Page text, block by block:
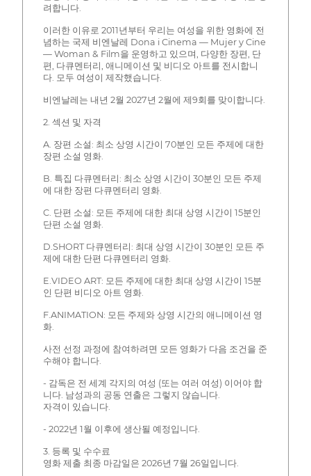
려합니다.
이러한 이유로 2011년부터 우리는 여성을 위한 영화에 전
념하는 국제 비엔날레 Dona i Cinema — Mujer y Cine
— Woman & Film을 운영하고 있으며, 다양한 장편, 단
편, 다큐멘터리, 애니메이션 및 비디오 아트를 전시합니
다. 모두 여성이 제작했습니다.
비엔날레는 내년 2월 2027년 2월에 제9회를 맞이합니다.
2. 섹션 및 자격
A. 장편 소설: 최소 상영 시간이 70분인 모든 주제에 대한
장편 소설 영화.
B. 특집 다큐멘터리: 최소 상영 시간이 30분인 모든 주제
에 대한 장편 다큐멘터리 영화.
C. 단편 소설: 모든 주제에 대한 최대 상영 시간이 15분인
단편 소설 영화.
D.SHORT 다큐멘터리: 최대 상영 시간이 30분인 모든 주
제에 대한 단편 다큐멘터리 영화.
E.VIDEO ART: 모든 주제에 대한 최대 상영 시간이 15분
인 단편 비디오 아트 영화.
F.ANIMATION: 모든 주제와 상영 시간의 애니메이션 영
화.
사전 선정 과정에 참여하려면 모든 영화가 다음 조건을 준
수해야 합니다.
- 감독은 전 세계 각지의 여성 (또는 여러 여성) 이어야 합
니다. 남성과의 공동 연출은 그렇지 않습니다.
자격이 있습니다.
- 2022년 1월 이후에 생산될 예정입니다.
3. 등록 및 수수료
영화 제출 최종 마감일은 2026년 7월 26일입니다.